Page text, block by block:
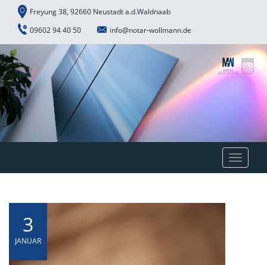
Freyung 38, 92660 Neustadt a.d.Waldnaab
09602 94 40 50
info@notar-wollmann.de
Toggle
3
JANUAR